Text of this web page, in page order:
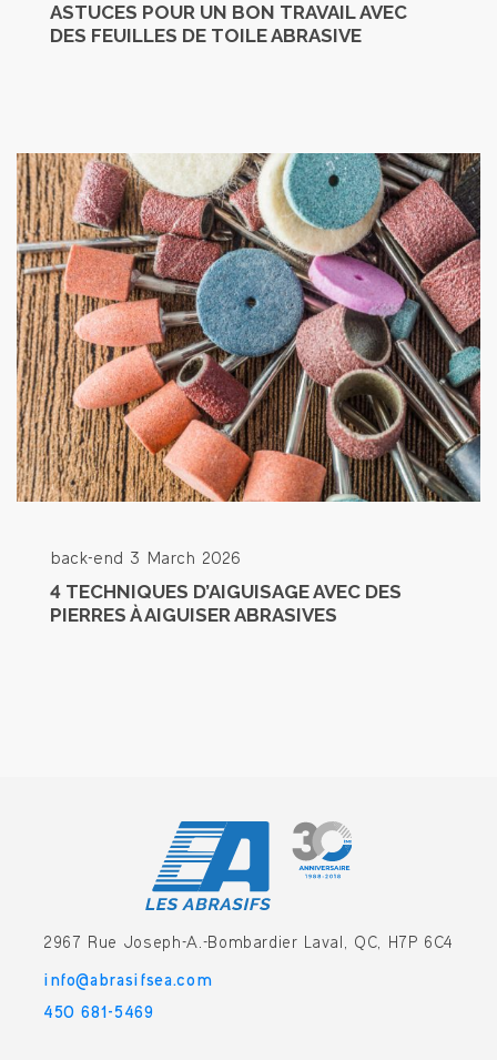
ASTUCES POUR UN BON TRAVAIL AVEC
DES FEUILLES DE TOILE ABRASIVE
back-end 3 March 2026
4 TECHNIQUES D’AIGUISAGE AVEC DES
PIERRES À AIGUISER ABRASIVES
2967 Rue Joseph-A.-Bombardier Laval, QC, H7P 6C4
info@abrasifsea.com
450 681-5469